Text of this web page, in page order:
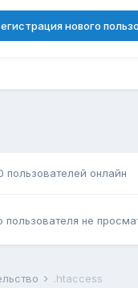
нового
пользователей онлайн
пользователя не
.htaccess